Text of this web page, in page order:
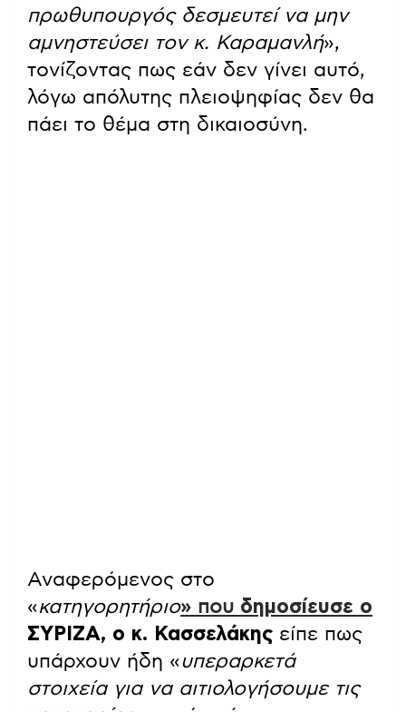
πρωθυπουργός δεσμευτεί να μην
αμνηστεύσει τον κ. Καραμανλή»,
τονίζοντας πως εάν δεν γίνει αυτό,
λόγω απόλυτης πλειοψηφίας δεν θα
πάει το θέμα στη δικαιοσύνη.
Αναφερόμενος στο
«κατηγορητήριο» που δημοσίευσε ο
ΣΥΡΙΖΑ, ο κ. Κασσελάκης είπε πως
υπάρχουν ήδη «υπεραρκετά
στοιχεία για να αιτιολογήσουμε τις